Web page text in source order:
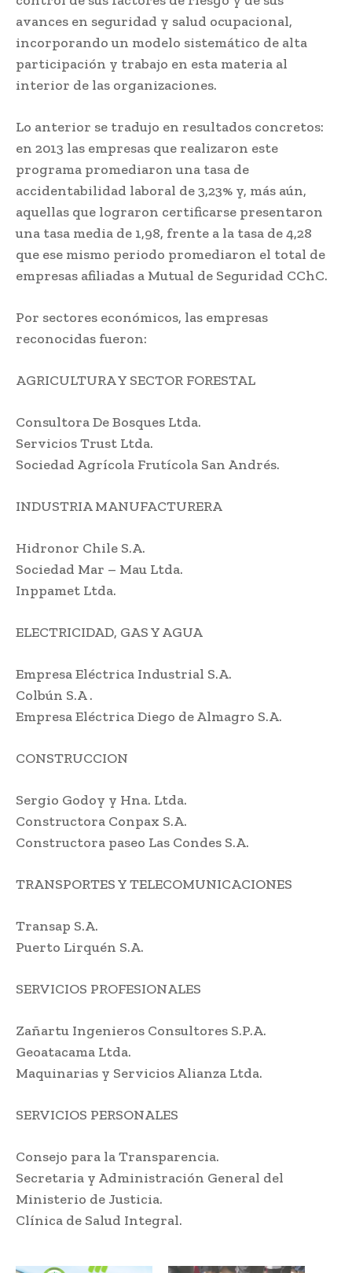
avances en seguridad y salud ocupacional,
incorporando un modelo sistemático de alta
participación y trabajo en esta materia al
interior de las organizaciones.
Lo anterior se tradujo en resultados concretos:
en 2013 las empresas que realizaron este
programa promediaron una tasa de
accidentabilidad laboral de 3,23% y, más aún,
aquellas que lograron certificarse presentaron
una tasa media de 1,98, frente a la tasa de 4,28
que ese mismo periodo promediaron el total de
empresas afiliadas a Mutual de Seguridad CChC.
Por sectores económicos, las empresas
reconocidas fueron:
AGRICULTURA Y SECTOR FORESTAL
Consultora De Bosques Ltda.
Servicios Trust Ltda.
Sociedad Agrícola Frutícola San Andrés.
INDUSTRIA MANUFACTURERA
Hidronor Chile S.A.
Sociedad Mar – Mau Ltda.
Inppamet Ltda.
ELECTRICIDAD, GAS Y AGUA
Empresa Eléctrica Industrial S.A.
Colbún S.A .
Empresa Eléctrica Diego de Almagro S.A.
CONSTRUCCION
Sergio Godoy y Hna. Ltda.
Constructora Conpax S.A.
Constructora paseo Las Condes S.A.
TRANSPORTES Y TELECOMUNICACIONES
Transap S.A.
Puerto Lirquén S.A.
SERVICIOS PROFESIONALES
Zañartu Ingenieros Consultores S.P.A.
Geoatacama Ltda.
Maquinarias y Servicios Alianza Ltda.
SERVICIOS PERSONALES
Consejo para la Transparencia.
Secretaria y Administración General del
Ministerio de Justicia.
Clínica de Salud Integral.